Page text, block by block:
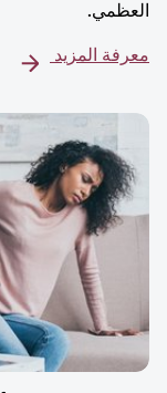
العظمي.
معرفة المزيد